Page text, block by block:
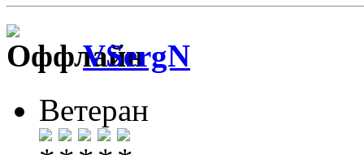
VSergN
Ветеран